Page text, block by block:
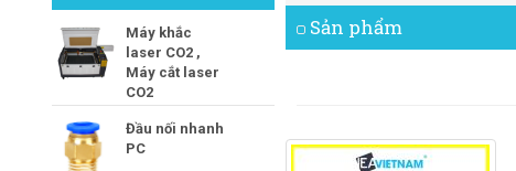
Máy khắc
laser CO2 ,
Máy cắt laser
CO2
Đầu nối nhanh
PC
Sản phẩm